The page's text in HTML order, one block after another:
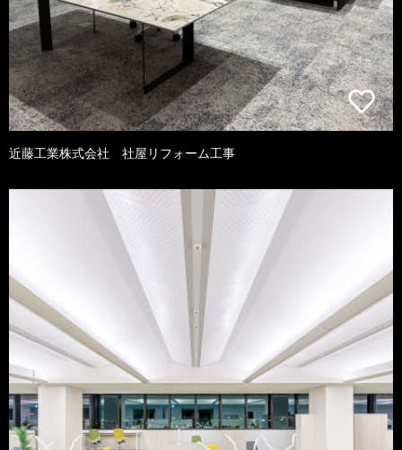
近藤工業株式会社 社屋リフォーム工事